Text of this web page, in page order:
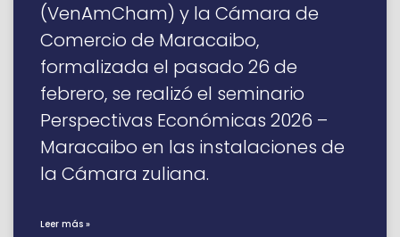
(VenAmCham) y la Cámara de
Comercio de Maracaibo,
formalizada el pasado 26 de
febrero, se realizó el seminario
Perspectivas Económicas 2026 –
Maracaibo en las instalaciones de
la Cámara zuliana.
Leer más »